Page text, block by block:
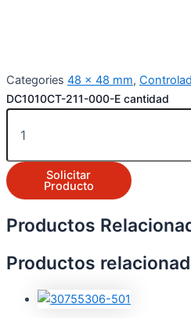
Categories 48 x 48 mm,
DC1010CT-211-000-E cantidad
Solicitar
Producto
Productos
Productos